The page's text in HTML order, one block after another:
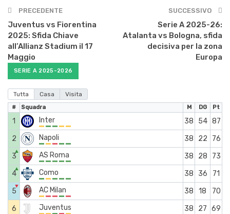
PRECEDENTE
Juventus vs Fiorentina
2025: Sfida Chiave
all’Allianz Stadium il 17
Maggio
SUCCESSIVO
Serie A 2025-26:
Atalanta vs Bologna, sfida
decisiva per la zona
Europa
SERIE A 2025-2026
Tutta Casa Visita
# Squadra M DG Pt
1 Inter 38 54 87
2
Napoli 38 22
76
3
▲ AS Roma 38 28
73
4
▲ Como 38 36
71
5
▼ AC Milan 38 18
70
6
Juventus 38 27 69